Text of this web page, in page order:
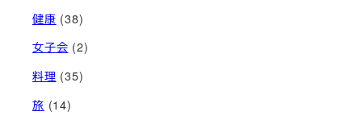
健康 (38)
女子会 (2)
料理 (35)
旅 (14)